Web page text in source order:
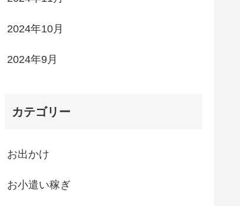
2024年10月
2024年9月
カテゴリー
お出かけ
お小遣い稼ぎ